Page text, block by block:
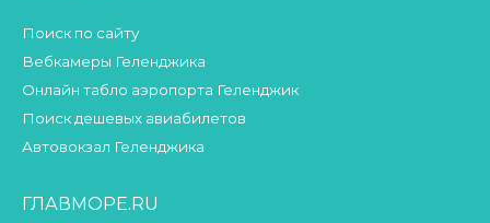
Поиск по сайту
Вебкамеры Геленджика
Онлайн табло аэропорта Геленджик
Поиск дешевых авиабилетов
Автовокзал Геленджика
ГЛАВМОРЕ.RU